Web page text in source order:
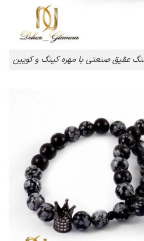
عقیق صنعتی با مهره کینگ و کویین